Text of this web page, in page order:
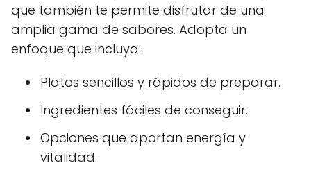
que también te permite disfrutar de una
amplia gama de sabores. Adopta un
enfoque que incluya:
Platos sencillos y rápidos de preparar.
Ingredientes fáciles de conseguir.
Opciones que aportan energía y
vitalidad.